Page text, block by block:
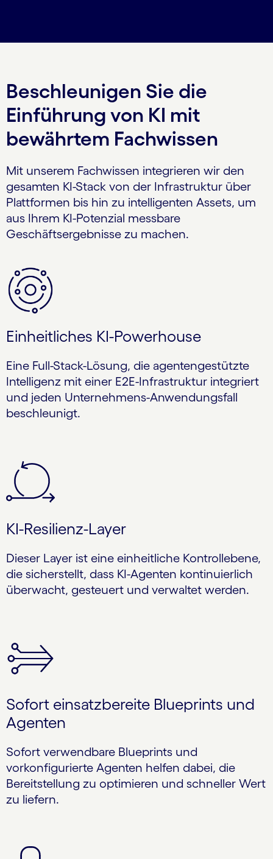
Beschleunigen Sie die
Einführung von KI mit
bewährtem Fachwissen
Mit unserem Fachwissen integrieren wir den
gesamten KI-Stack von der Infrastruktur über
Plattformen bis hin zu intelligenten Assets, um
aus Ihrem KI-Potenzial messbare
Geschäftsergebnisse zu machen.
Einheitliches KI-Powerhouse
Eine Full-Stack-Lösung, die agentengestützte
Intelligenz mit einer E2E-Infrastruktur integriert
und jeden Unternehmens-Anwendungsfall
beschleunigt.
KI-Resilienz-Layer
Dieser Layer ist eine einheitliche Kontrollebene,
die sicherstellt, dass KI-Agenten kontinuierlich
überwacht, gesteuert und verwaltet werden.
Sofort einsatzbereite Blueprints und
Agenten
Sofort verwendbare Blueprints und
vorkonfigurierte Agenten helfen dabei, die
Bereitstellung zu optimieren und schneller Wert
zu liefern.